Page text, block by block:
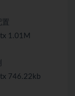
1.01M
746.22kb